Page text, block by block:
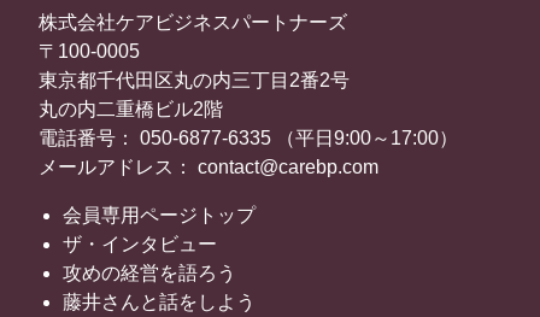
株式会社ケアビジネスパートナーズ
〒100-0005
東京都千代田区丸の内三丁目2番2号
丸の内二重橋ビル2階
電話番号： 050-6877-6335 （平日9:00～17:00）
メールアドレス： contact@carebp.com
会員専用ページトップ
ザ・インタビュー
攻めの経営を語ろう
藤井さんと話をしよう